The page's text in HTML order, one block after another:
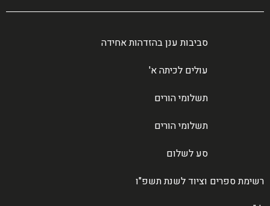
סביבות ענן בהזדהות אחידה
עולים לכיתה א'
תשלומי הורים
תשלומי הורים
סע לשלום
רשימת ספרים וציוד לשנת תשפ"ו